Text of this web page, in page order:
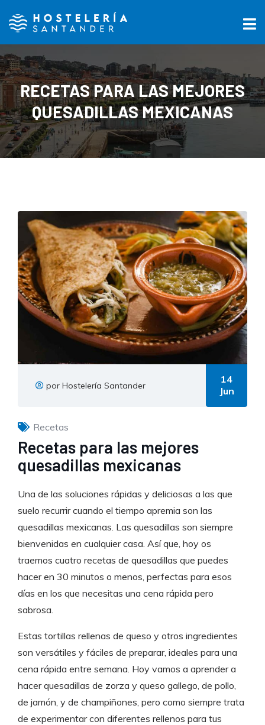
RECETAS PARA LAS MEJORES
QUESADILLAS MEXICANAS
por Hostelería Santander
14
Jun
Recetas
Recetas para las mejores
quesadillas mexicanas
Una de las soluciones rápidas y deliciosas a las que
suelo recurrir cuando el tiempo apremia son las
quesadillas mexicanas. Las quesadillas son siempre
bienvenidas en cualquier casa. Así que, hoy os
traemos cuatro recetas de quesadillas que puedes
hacer en 30 minutos o menos, perfectas para esos
días en los que necesitas una cena rápida pero
sabrosa.
Estas tortillas rellenas de queso y otros ingredientes
son versátiles y fáciles de preparar, ideales para una
cena rápida entre semana. Hoy vamos a aprender a
hacer quesadillas de zorza y queso gallego, de pollo,
de jamón, y de champiñones, pero como siempre trata
de experimentar con diferentes rellenos para tus